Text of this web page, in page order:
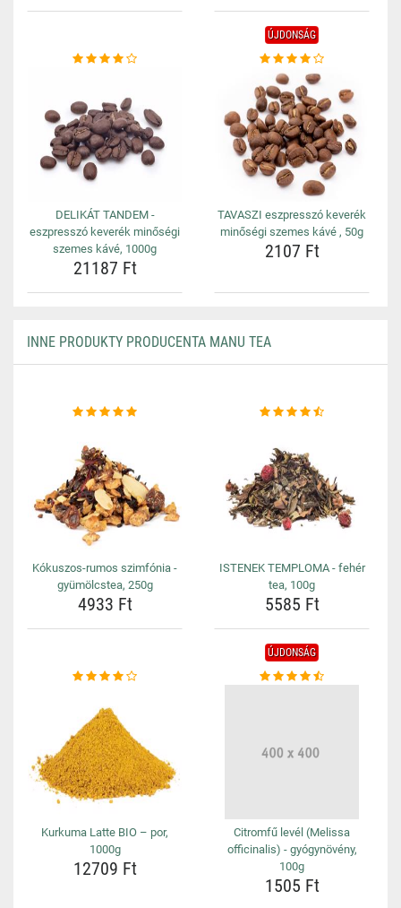
DELIKÁT TANDEM -
eszpresszó keverék minőségi
szemes kávé, 1000g
21187 Ft
ÚJDONSÁG
TAVASZI eszpresszó keverék
minőségi szemes kávé , 50g
2107 Ft
INNE PRODUKTY PRODUCENTA MANU TEA
Kókuszos-rumos szimfónia -
gyümölcstea, 250g
4933 Ft
ISTENEK TEMPLOMA - fehér
tea, 100g
5585 Ft
Kurkuma Latte BIO – por,
1000g
12709 Ft
ÚJDONSÁG
Citromfű levél (Melissa
officinalis) - gyógynövény,
100g
1505 Ft